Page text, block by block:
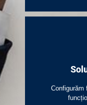
Configurăm